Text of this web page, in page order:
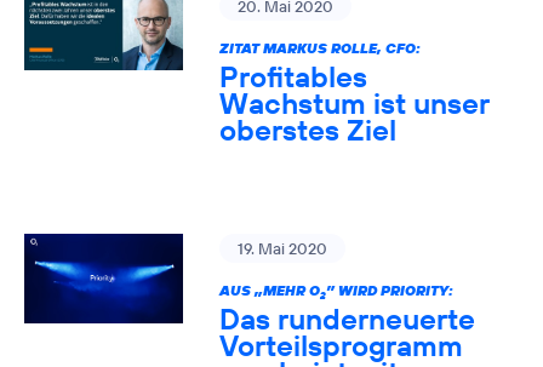
20. Mai 2020
ZITAT MARKUS ROLLE, CFO:
Profitables
Wachstum ist unser
oberstes Ziel
19. Mai 2020
AUS „MEHR O2” WIRD PRIORITY:
Das runderneuerte
Vorteilsprogramm